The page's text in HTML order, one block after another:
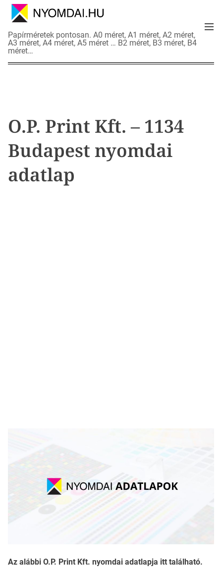
N
y
o
m
d
a
Papírméretek pontosan. A0 méret, A1 méret, A2 méret,
A3 méret, A4 méret, A5 méret … B2 méret, B3 méret, B4
méret…
M
O.P. Print Kft. – 1134
Budapest nyomdai
adatlap
Az alábbi O.P. Print Kft. nyomdai adatlapja itt található.